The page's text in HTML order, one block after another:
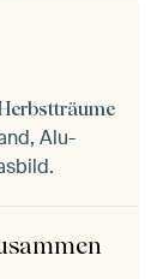
Alu-